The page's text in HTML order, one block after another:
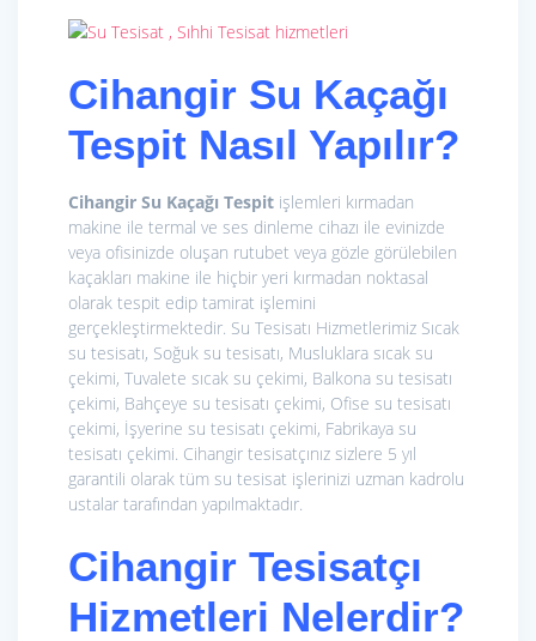
Cihangir Su Kaçağı
Tespit Nasıl Yapılır?
Cihangir Su Kaçağı Tespit işlemleri kırmadan
makine ile termal ve ses dinleme cihazı ile evinizde
veya ofisinizde oluşan rutubet veya gözle görülebilen
kaçakları makine ile hiçbir yeri kırmadan noktasal
olarak tespit edip tamirat işlemini
gerçekleştirmektedir. Su Tesisatı Hizmetlerimiz Sıcak
su tesisatı, Soğuk su tesisatı, Musluklara sıcak su
çekimi, Tuvalete sıcak su çekimi, Balkona su tesisatı
çekimi, Bahçeye su tesisatı çekimi, Ofise su tesisatı
çekimi, İşyerine su tesisatı çekimi, Fabrikaya su
tesisatı çekimi. Cihangir tesisatçınız sizlere 5 yıl
garantili olarak tüm su tesisat işlerinizi uzman kadrolu
ustalar tarafından yapılmaktadır.
Cihangir Tesisatçı
Hizmetleri Nelerdir?